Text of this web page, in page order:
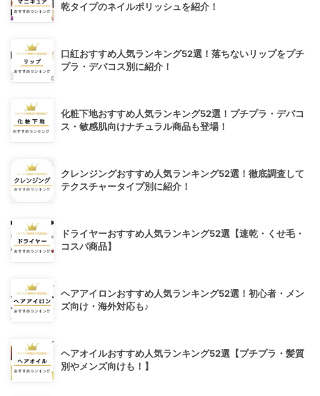
乾タイプのネイルポリッシュを紹介！
口紅おすすめ人気ランキング52選！落ちないリップをプチ
プラ・デパコス別に紹介！
化粧下地おすすめ人気ランキング52選！プチプラ・デパコ
ス・敏感肌向けナチュラル商品も登場！
クレンジングおすすめ人気ランキング52選！徹底調査して
テクスチャータイプ別に紹介！
ドライヤーおすすめ人気ランキング52選【速乾・くせ毛・
コスパ商品】
ヘアアイロンおすすめ人気ランキング52選！初心者・メン
ズ向け・海外対応も♪
ヘアオイルおすすめ人気ランキング52選【プチプラ・髪質
別やメンズ向けも！】